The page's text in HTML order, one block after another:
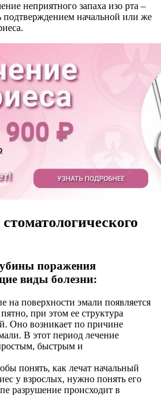
неприятного запаха изо рта –
подтверждением начальной или же
поражения
виды болезни:
на поверхности эмали появляется
при этом ее структура
Оно возникает по причине
В этот период лечение
быстрым и
понять, как лечат начальный
у взрослых, нужно понять его
разрушение происходит в